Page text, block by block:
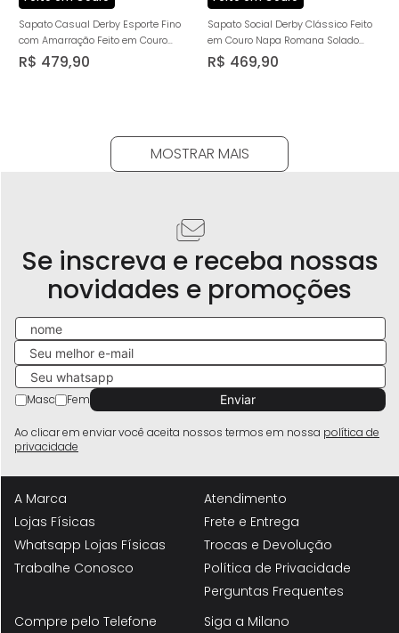
Sapato Casual Derby Esporte Fino
com Amarração Feito em Couro
Macio Napa Soft Sola Alta Tricolor
Masculino Milano Dark Whisky
R$ 479,90
Sapato Social Derby Clássico Feito
em Couro Napa Romana Solado
Couro Palmilha Anatômica
Masculino Milano Chocolate 13852
R$ 469,90
MOSTRAR MAIS
Se inscreva e receba nossas
novidades e promoções
Masc Fem
Ao clicar em enviar você aceita nossos termos em nossa política de
privacidade
A Marca
Lojas Físicas
Whatsapp Lojas Físicas
Trabalhe Conosco
Atendimento
Frete e Entrega
Trocas e Devolução
Política de Privacidade
Perguntas Frequentes
Compre pelo Telefone
Siga a Milano